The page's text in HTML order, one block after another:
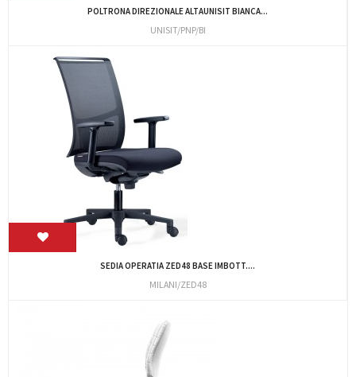
POLTRONA DIREZIONALE ALTAUNISIT BIANCA...
UNISIT/PNP/BI
SEDIA OPERATIA ZED48 BASE IMBOTT....
MILANI/ZED48